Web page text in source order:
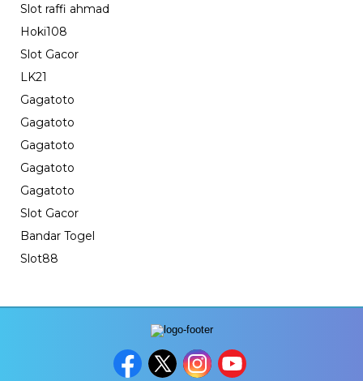
Slot raffi ahmad
Hoki108
Slot Gacor
LK21
Gagatoto
Gagatoto
Gagatoto
Gagatoto
Gagatoto
Slot Gacor
Bandar Togel
Slot88